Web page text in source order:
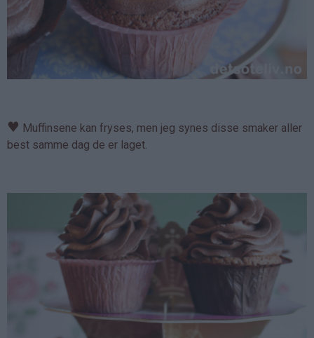
♥ Muffinsene kan fryses, men jeg synes disse smaker aller
best samme dag de er laget.